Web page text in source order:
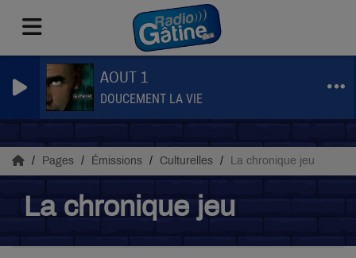
AOUT 1
DOUCEMENT LA VIE
Pages Émissions Culturelles La chronique jeu
La chronique jeu